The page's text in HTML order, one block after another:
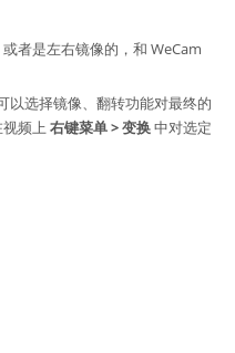
者是左右镜像的，和 WeCam
以选择镜像、翻转功能对最终的
频上 右键菜单 > 变换中对选定